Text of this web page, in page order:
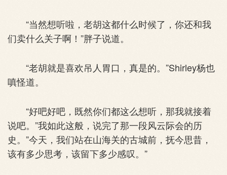
“当然想听啦，老胡这都什么时候了，你还和我
们卖什么关子啊！”胖子说道。
“老胡就是喜欢吊人胃口，真是的。”Shirley杨也
嗔怪道。
“好吧好吧，既然你们都这么想听，那我就接着
说吧。”我如此这般，说完了那一段风云际会的历
史。”今天，我们站在山海关的古城前，抚今思昔，
该有多少思考，该留下多少感叹。”